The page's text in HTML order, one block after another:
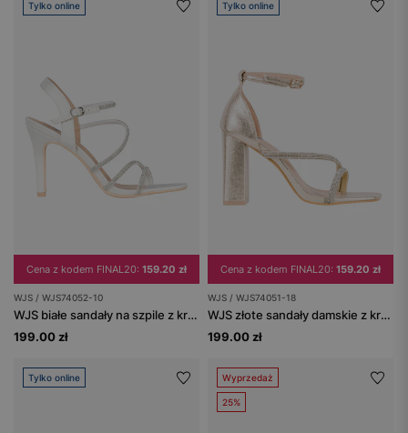
Tylko online
Cena z kodem FINAL20: 159.20 zł
WJS / WJS74052-10
WJS białe sandały na szpile z kryształkowymi paskami
199.00 zł
Tylko online
Cena z kodem FINAL20: 159.20 zł
WJS / WJS74051-18
WJS złote sandały damskie z kryształkami na słupku
199.00 zł
Tylko online Wyprzedaż
25%